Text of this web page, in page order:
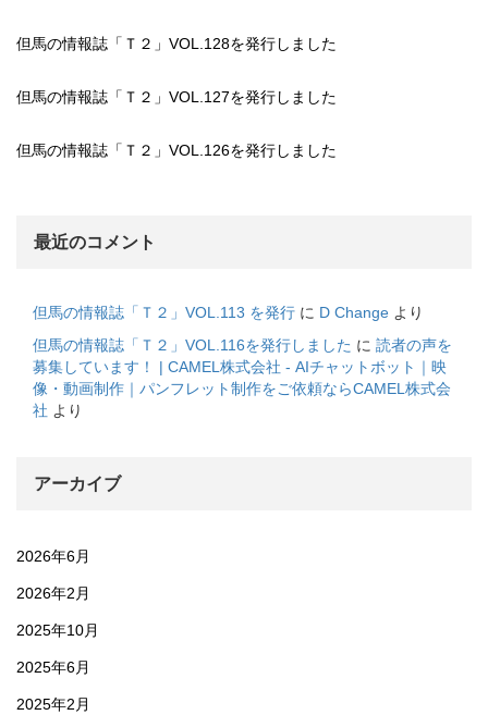
但馬の情報誌「Ｔ２」VOL.128を発行しました
但馬の情報誌「Ｔ２」VOL.127を発行しました
但馬の情報誌「Ｔ２」VOL.126を発行しました
最近のコメント
但馬の情報誌「Ｔ２」VOL.113 を発行 に D Change より
但馬の情報誌「Ｔ２」VOL.116を発行しました に 読者の声を
募集しています！ | CAMEL株式会社 - AIチャットボット｜映
像・動画制作｜パンフレット制作をご依頼ならCAMEL株式会
社 より
アーカイブ
2026年6月
2026年2月
2025年10月
2025年6月
2025年2月